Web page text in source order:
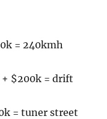
= 240kmh
+ $200k = drift
= tuner street